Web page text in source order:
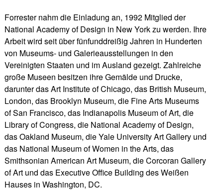
Forrester nahm die Einladung an, 1992 Mitglied der
National Academy of Design in New York zu werden. Ihre
Arbeit wird seit über fünfunddreißig Jahren in Hunderten
von Museums- und Galerieausstellungen in den
Vereinigten Staaten und im Ausland gezeigt. Zahlreiche
große Museen besitzen ihre Gemälde und Drucke,
darunter das Art Institute of Chicago, das British Museum,
London, das Brooklyn Museum, die Fine Arts Museums
of San Francisco, das Indianapolis Museum of Art, die
Library of Congress, die National Academy of Design,
das Oakland Museum, die Yale University Art Gallery und
das National Museum of Women in the Arts, das
Smithsonian American Art Museum, die Corcoran Gallery
of Art und das Executive Office Building des Weißen
Hauses in Washington, DC.